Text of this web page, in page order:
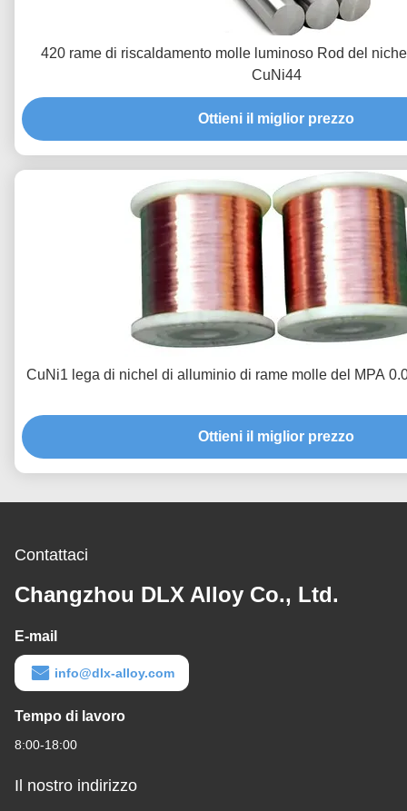
420 rame di riscaldamento molle luminoso Rod del
CuNi44
Ottieni il miglior prezzo
CuNi1 lega di nichel di alluminio di rame molle del MPA
Ottieni il miglior prezzo
Contattaci
Changzhou DLX Alloy Co., Ltd.
E-mail
info@dlx-alloy.com
Tempo di lavoro
8:00-18:00
Il nostro indirizzo